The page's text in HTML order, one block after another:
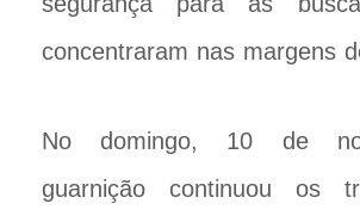
concentraram nas margens
No domingo, 10 de
guarnição continuou os